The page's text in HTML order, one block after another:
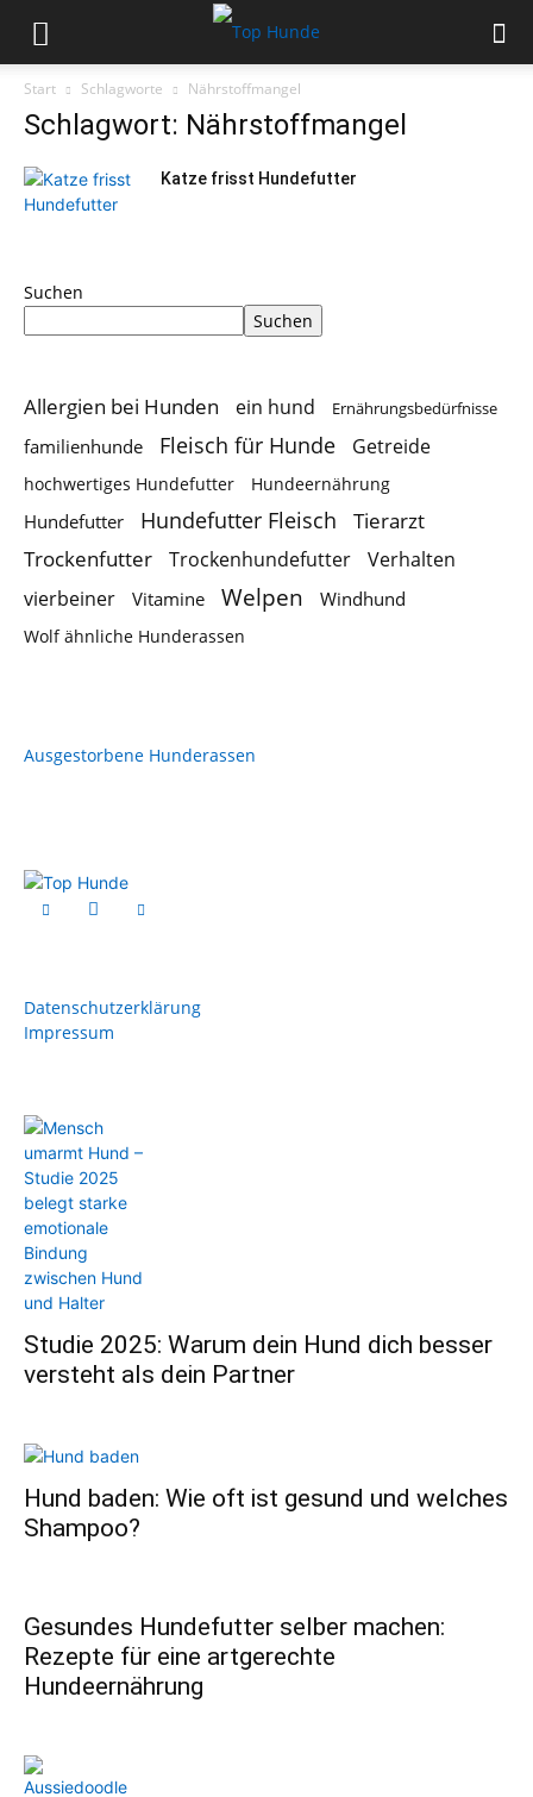
Start Schlagworte Nährstoffmangel
Schlagwort: Nährstoffmangel
Katze frisst Hundefutter
Suchen
Suchen
Allergien bei Hunden ein hund Ernährungsbedürfnisse
familienhunde Fleisch für Hunde Getreide
hochwertiges Hundefutter Hundeernährung
Hundefutter Hundefutter Fleisch
Tierarzt
Trockenfutter
Trockenhundefutter
Verhalten
vierbeiner
Vitamine Welpen Windhund
Wolf ähnliche Hunderassen
Ausgestorbene Hunderassen
Datenschutzerklärung
Impressum
Studie 2025: Warum dein Hund dich besser
versteht als dein Partner
Hund baden: Wie oft ist gesund und welches
Shampoo?
Gesundes Hundefutter selber machen:
Rezepte für eine artgerechte
Hundeernährung